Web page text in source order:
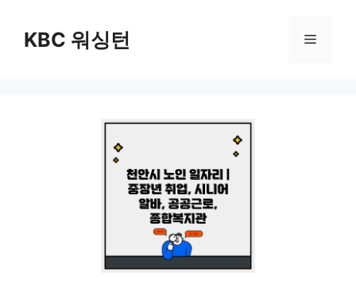
KBC 워싱턴 메